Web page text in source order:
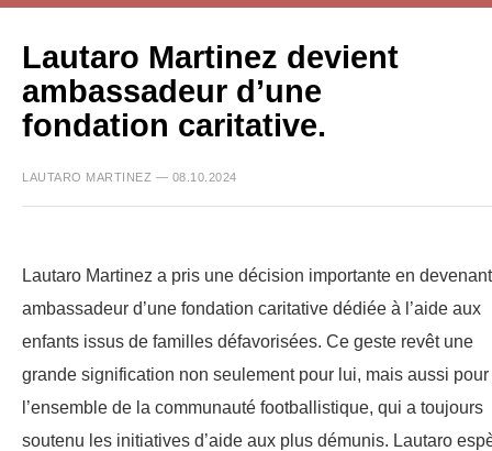
Lautaro Martinez devient
ambassadeur d’une
fondation caritative.
LAUTARO MARTINEZ — 08.10.2024
Lautaro Martinez a pris une décision importante en devenant
ambassadeur d’une fondation caritative dédiée à l’aide aux
enfants issus de familles défavorisées. Ce geste revêt une
grande signification non seulement pour lui, mais aussi pour
l’ensemble de la communauté footballistique, qui a toujours
soutenu les initiatives d’aide aux plus démunis. Lautaro